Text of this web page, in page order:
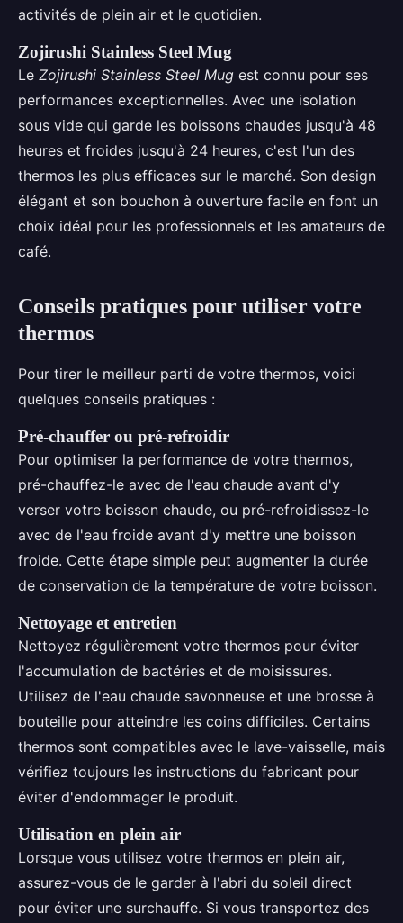
activités de plein air et le quotidien.
Zojirushi Stainless Steel Mug
Le Zojirushi Stainless Steel Mug est connu pour ses
performances exceptionnelles. Avec une isolation
sous vide qui garde les boissons chaudes jusqu'à 48
heures et froides jusqu'à 24 heures, c'est l'un des
thermos les plus efficaces sur le marché. Son design
élégant et son bouchon à ouverture facile en font un
choix idéal pour les professionnels et les amateurs de
café.
Conseils pratiques pour utiliser votre
thermos
Pour tirer le meilleur parti de votre thermos, voici
quelques conseils pratiques :
Pré-chauffer ou pré-refroidir
Pour optimiser la performance de votre thermos,
pré-chauffez-le avec de l'eau chaude avant d'y
verser votre boisson chaude, ou pré-refroidissez-le
avec de l'eau froide avant d'y mettre une boisson
froide. Cette étape simple peut augmenter la durée
de conservation de la température de votre boisson.
Nettoyage et entretien
Nettoyez régulièrement votre thermos pour éviter
l'accumulation de bactéries et de moisissures.
Utilisez de l'eau chaude savonneuse et une brosse à
bouteille pour atteindre les coins difficiles. Certains
thermos sont compatibles avec le lave-vaisselle, mais
vérifiez toujours les instructions du fabricant pour
éviter d'endommager le produit.
Utilisation en plein air
Lorsque vous utilisez votre thermos en plein air,
assurez-vous de le garder à l'abri du soleil direct
pour éviter une surchauffe. Si vous transportez des